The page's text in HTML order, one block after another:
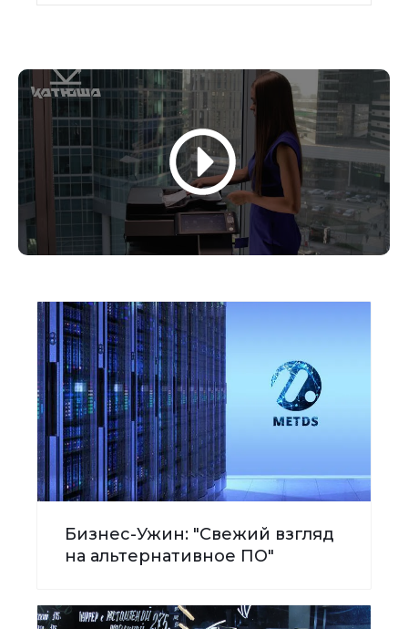
Бизнес-Ужин: "Свежий взгляд
на альтернативное ПО"